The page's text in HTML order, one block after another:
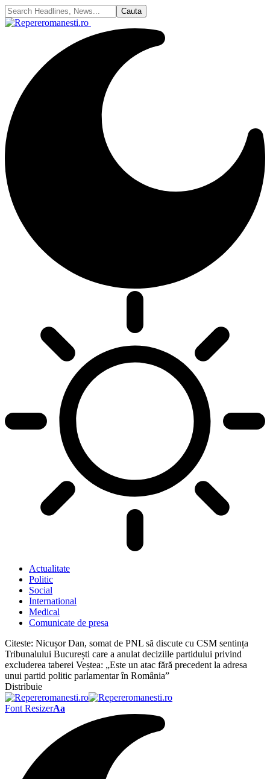
Actualitate
Politic
Social
International
Medical
Comunicate de presa
Citeste: Nicușor Dan, somat de PNL să discute cu CSM sentința
Tribunalului București care a anulat deciziile partidului privind
excluderea taberei Veștea: „Este un atac fără precedent la adresa
unui partid politic parlamentar în România”
Distribuie
Font ResizerAa